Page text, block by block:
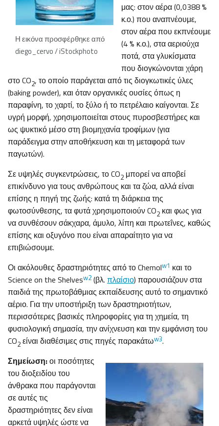
Η εικόνα προσφέρθηκε από
diego_cervo / iStockphoto
μας: στον αέρα (0,0388 %
κ.ο.) που αναπνέουμε,
στον αέρα που εκπνέουμε
(4 % κ.ο.), στα αεριούχα
ποτά, στα γλυκίσματα
που διογκώνονται χάρη
στο CO2, το οποίο παράγεται από τις διογκωτικές ύλες
(baking powder), και όταν οργανικές ουσίες όπως η
παραφίνη, το χαρτί, το ξύλο ή το πετρέλαιο καίγονται. Σε
υγρή μορφή, χρησιμοποιείται στους πυροσβεστήρες και
ως ψυκτικό μέσο στη βιομηχανία τροφίμων (για
παράδειγμα στην αποθήκευση και τη μεταφορά των
παγωτών).
Σε υψηλές συγκεντρώσεις, το CO2 μπορεί να αποβεί
επικίνδυνο για τους ανθρώπους και τα ζώα, αλλά είναι
επίσης η πηγή της ζωής: κατά τη διάρκεια της
φωτοσύνθεσης, τα φυτά χρησιμοποιούν CO2 και φως για
να συνθέσουν σάκχαρα, άμυλο, λίπη και πρωτεΐνες, καθώς
επίσης και οξυγόνο που είναι απαραίτητο για να
επιβιώσουμε.
Οι ακόλουθες δραστηριότητες από το Chemolw1 και το
Science on the Shelvesw2(βλ. πλαίσιο) παρουσιάζουν στα
παιδιά της πρωτοβάθμιας εκπαίδευσης αυτό το σημαντικό
αέριο. Για την υποστήριξη των δραστηριοτήτων,
περισσότερες βασικές πληροφορίες για τη χημεία, τη
φυσιολογική σημασία, την ανίχνευση και την εμφάνιση του
CO2 είναι διαθέσιμες στις πηγές παρακάτωw3.
Σημείωση:οι ποσότητες
του διοξειδίου του
άνθρακα που παράγονται
σε αυτές τις
δραστηριότητες δεν είναι
αρκετά υψηλές ώστε να